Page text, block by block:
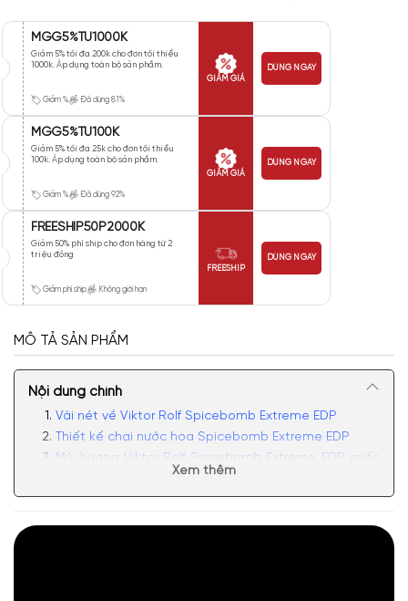
MGG5%TU1000K
Giảm 5% tối đa 200k cho đơn tối thiểu
1000k. Áp dụng toàn bộ sản phẩm.
Giảm % Đã dùng 81%
GIẢM GIÁ
DÙNG NGAY
MGG5%TU100K
Giảm 5% tối đa 25k cho đơn tối thiểu
100k. Áp dụng toàn bộ sản phẩm.
Giảm % Đã dùng 92%
GIẢM GIÁ
DÙNG NGAY
FREESHIP50P2000K
Giảm 50% phí ship cho đơn hàng từ 2
triệu đồng
Giảm phí ship Không giới hạn
FREESHIP
DÙNG NGAY
MÔ TẢ SẢN PHẨM
Nội dung chính
Vài nét về Viktor Rolf Spicebomb Extreme EDP
Thiết kế chai nước hoa Spicebomb Extreme EDP
Mùi hương Viktor Rolf Spicebomb Extreme EDP cuốn
Xem thêm